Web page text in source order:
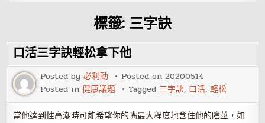
標籤: 三字訣
口活三字訣輕松拿下他
Posted by必利勁 Posted on20200514
Posted in健康議題 Tagged 三字訣, 口活,輕松
當他達到性高潮時可能希望你的嘴最大程度地含住他的陰莖，如